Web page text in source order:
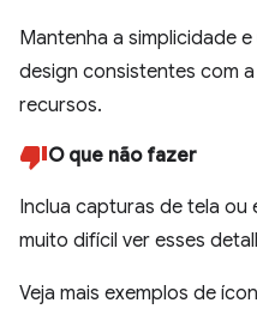
Mantenha a simplicidade
design consistentes com
recursos.
O que não fazer
Inclua capturas de tela ou
muito difícil ver esses
Veja mais exemplos de